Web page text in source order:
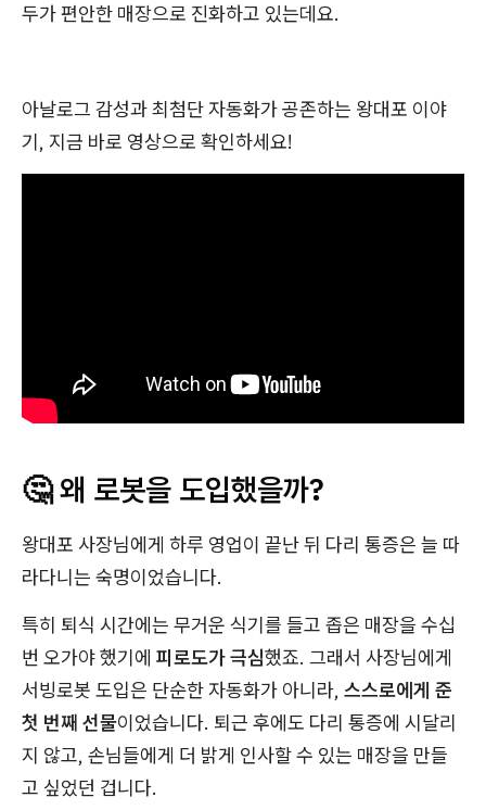
두가 편안한 매장으로 진화하고 있는데요.
아날로그 감성과 최첨단 자동화가 공존하는 왕대포 이야
기, 지금 바로 영상으로 확인하세요!
🤔 왜 로봇을 도입했을까?
왕대포 사장님에게 하루 영업이 끝난 뒤 다리 통증은 늘 따
라다니는 숙명이었습니다.
특히 퇴식 시간에는 무거운 식기를 들고 좁은 매장을 수십
번 오가야 했기에 피로도가 극심했죠. 그래서 사장님에게
서빙로봇 도입은 단순한 자동화가 아니라, 스스로에게 준
첫 번째 선물이었습니다. 퇴근 후에도 다리 통증에 시달리
지 않고, 손님들에게 더 밝게 인사할 수 있는 매장을 만들
고 싶었던 겁니다.